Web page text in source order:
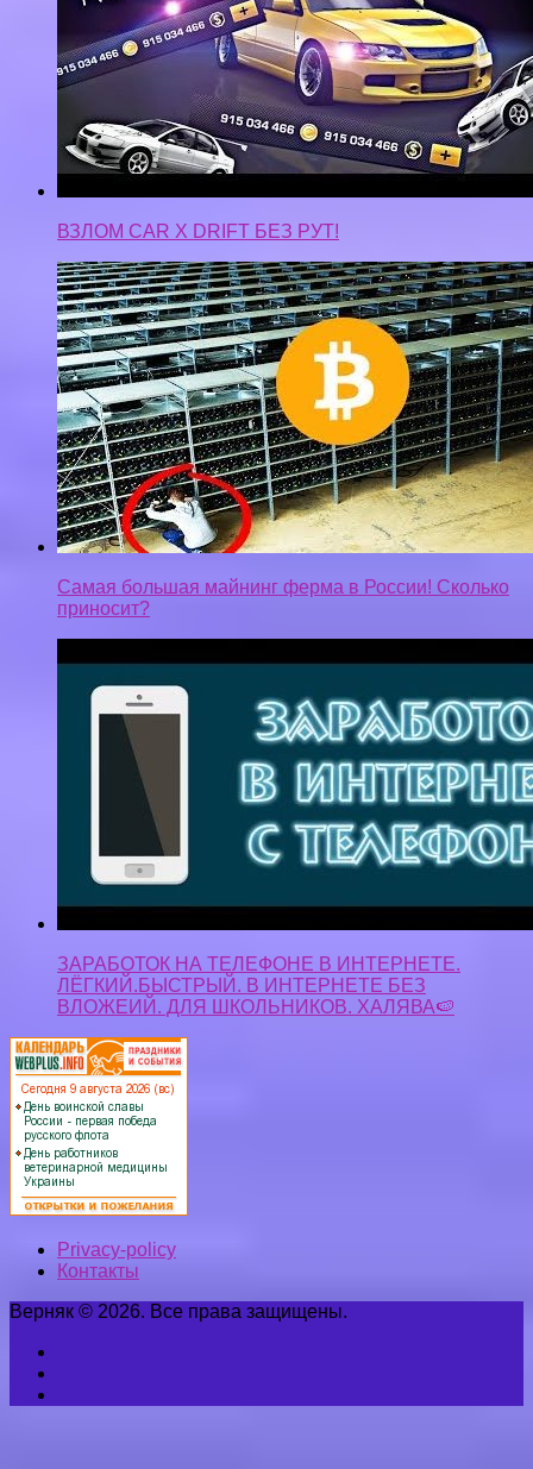
Самая большая майнинг ферма в России! Сколько
приносит?
ЗАРАБОТОК НА ТЕЛЕФОНЕ В ИНТЕРНЕТЕ.
ЛЁГКИЙ.БЫСТРЫЙ. В ИНТЕРНЕТЕ БЕЗ
ВЛОЖЕИЙ. ДЛЯ ШКОЛЬНИКОВ. ХАЛЯВА🍉
Privacy-policy
Верняк © 2026. Все права защищены.